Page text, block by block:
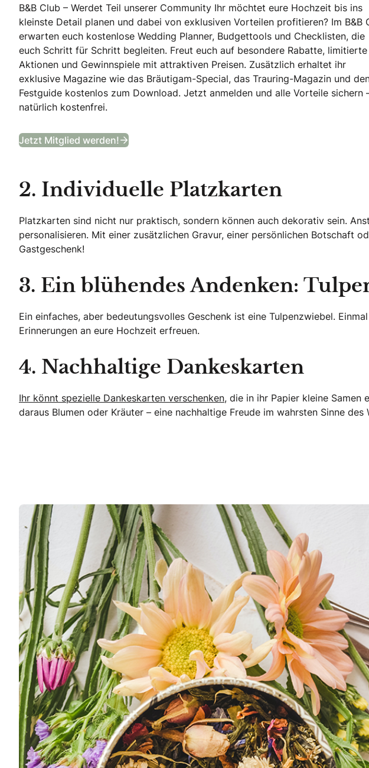
B&B Club – Werdet Teil unserer Community Ihr möchtet eure Hochzeit bis ins
kleinste Detail planen und dabei von exklusiven Vorteilen profitieren? Im B&B
erwarten euch kostenlose Wedding Planner, Budgettools und Checklisten, die
euch Schritt für Schritt begleiten. Freut euch auf besondere Rabatte, limitierte
Aktionen und Gewinnspiele mit attraktiven Preisen. Zusätzlich erhaltet ihr
exklusive Magazine wie das Bräutigam-Special, das Trauring-Magazin und
Festguide kostenlos zum Download. Jetzt anmelden und alle Vorteile sichern
natürlich kostenfrei.
Jetzt Mitglied werden!
2. Individuelle Platzkarten
Platzkarten sind nicht nur praktisch, sondern können auch dekorativ sein.
personalisieren. Mit einer zusätzlichen Gravur, einer persönlichen Botschaft
Gastgeschenk!
3. Ein blühendes Andenken:
Ein einfaches, aber bedeutungsvolles Geschenk ist eine Tulpenzwiebel.
Erinnerungen an eure Hochzeit erfreuen.
4. Nachhaltige Dankeskarten
Ihr könnt spezielle Dankeskarten verschenken, die in ihr Papier kleine Samen
daraus Blumen oder Kräuter – eine nachhaltige Freude im wahrsten Sinne des